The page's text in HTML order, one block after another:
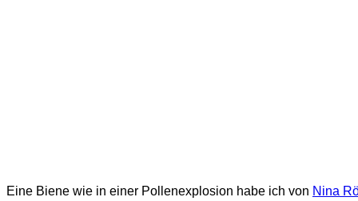
Eine Biene wie in einer Pollenexplosion habe ich von Nina